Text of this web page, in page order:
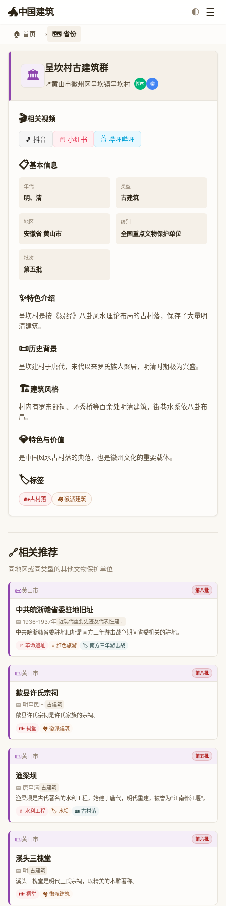
🐲中国建筑 🌓 ☰
🏠 首页 🗺️ 省份
🏛️ 呈坎村古建筑群
📍黄山市徽州区呈坎镇呈坎村 🗺️ 🌐
🎬相关视频
🎵 抖音 📕 小红书 📺 哔哩哔哩
📋基本信息
年代
明、清
类型
古建筑
地区
安徽省 黄山市
级别
全国重点文物保护单位
批次
第五批
✨特色介绍
呈坎村是按《易经》八卦风水理论布局的古村落，保存了大量明
清建筑。
📜历史背景
呈坎建村于唐代，宋代以来罗氏族人聚居，明清时期极为兴盛。
🏗️建筑风格
村内有罗东舒祠、环秀桥等百余处明清建筑，街巷水系依八卦布
局。
💎特色与价值
是中国风水古村落的典范，也是徽州文化的重要载体。
🏷️标签
🏡古村落 🏘️徽派建筑
🔗相关推荐
同地区或同类型的其他文物保护单位
📜黄山市 第八批
中共皖浙赣省委驻地旧址
📅 1936-1937年 近现代重要史迹及代表性建...
中共皖浙赣省委驻地旧址是南方三年游击战争期间省委机关的驻地。
🚩 革命遗址 ⭐ 红色旅游 🏷️ 南方三年游击战
📜黄山市 第八批
歙县许氏宗祠
📅 明至民国 古建筑
歙县许氏宗祠是许氏家族的宗祠。
👪 祠堂 🏘️ 徽派建筑
📜黄山市 第五批
渔梁坝
📅 唐至清 古建筑
渔梁坝是古代著名的水利工程，始建于唐代，明代重建，被誉为"江南都江堰"。
💧 水利工程 🏷️ 水坝 🏡 古村落
📜黄山市 第六批
溪头三槐堂
📅 明 古建筑
溪头三槐堂是明代王氏宗祠，以精美的木雕著称。
👪 祠堂 🏘️ 徽派建筑